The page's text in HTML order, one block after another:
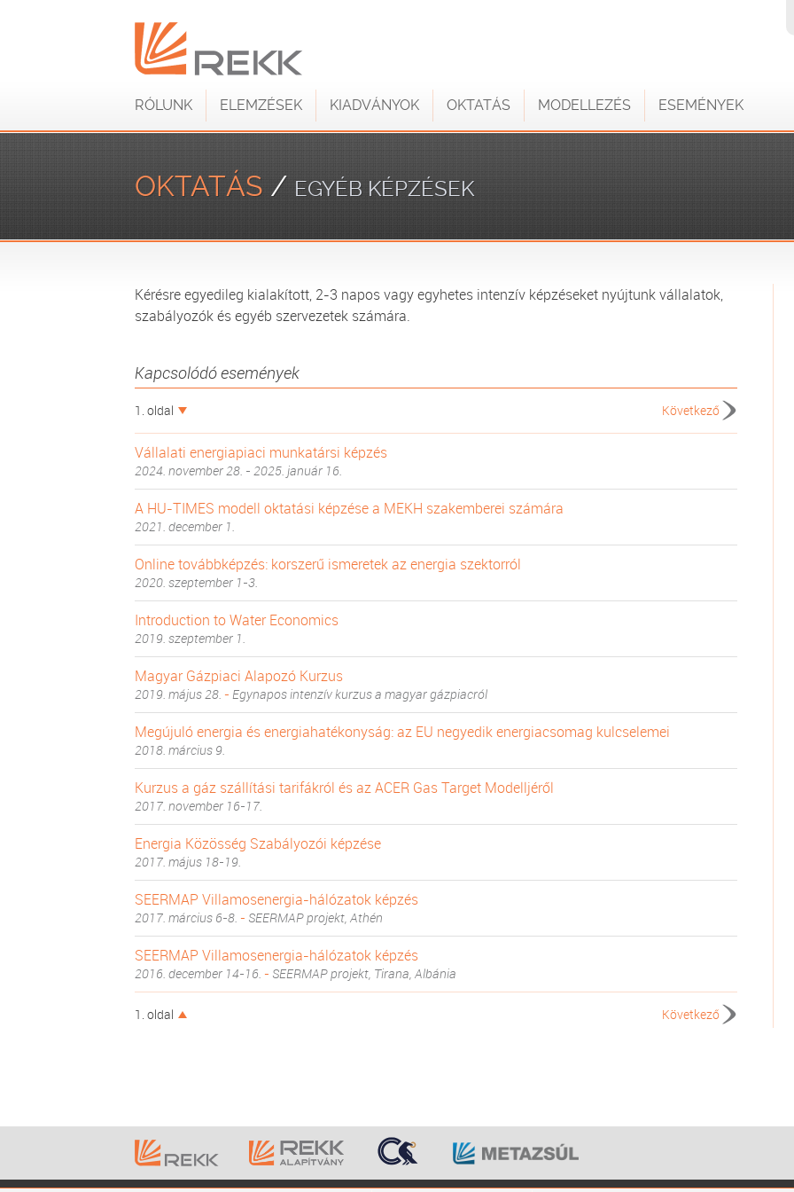
RÓLUNK ELEMZÉSEK KIADVÁNYOK OKTATÁS MODELLEZÉS ESEMÉNYEK
OKTATÁS / EGYÉB KÉPZÉSEK
Kérésre egyedileg kialakított, 2-3 napos vagy egyhetes intenzív képzéseket nyújtunk vállalatok,
szabályozók és egyéb szervezetek számára.
Kapcsolódó események
1. oldal Következő
Vállalati energiapiaci munkatársi képzés
2024. november 28. - 2025. január 16.
A HU-TIMES modell oktatási képzése a MEKH szakemberei számára
2021. december 1.
Online továbbképzés: korszerű ismeretek az energia szektorról
2020. szeptember 1-3.
Introduction to Water Economics
2019. szeptember 1.
Magyar Gázpiaci Alapozó Kurzus
2019. május 28. - Egynapos intenzív kurzus a magyar gázpiacról
Megújuló energia és energiahatékonyság: az EU negyedik energiacsomag kulcselemei
2018. március 9.
Kurzus a gáz szállítási tarifákról és az ACER Gas Target Modelljéről
2017. november 16-17.
Energia Közösség Szabályozói képzése
2017. május 18-19.
SEERMAP Villamosenergia-hálózatok képzés
2017. március 6-8. - SEERMAP projekt, Athén
SEERMAP Villamosenergia-hálózatok képzés
2016. december 14-16. - SEERMAP projekt, Tirana, Albánia
1. oldal Következő